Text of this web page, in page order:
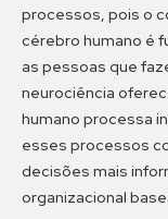
processos, pois o
cérebro humano é
as pessoas que
neurociência
humano processa
esses processos
decisões mais
organizacional